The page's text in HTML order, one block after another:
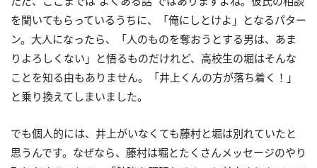
を聞いてもらっているうちに、「俺にしとけよ」となるパター
ン。大人になったら、「人のものを奪おうとする男は、あま
りよろしくない」と悟るものだけれど、高校生の堀はそんな
ことを知る由もありません。「井上くんの方が落ち着く！」
と乗り換えてしまいました。
でも個人的には、井上がいなくても藤村と堀は別れていたと
思うんです。なぜなら、藤村は堀とたくさんメッセージのやり